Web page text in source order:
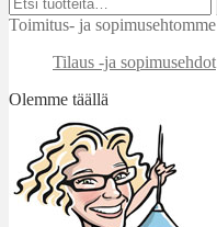
Toimitus- ja sopimusehtomme
Tilaus -ja sopimusehdot
Olemme täällä